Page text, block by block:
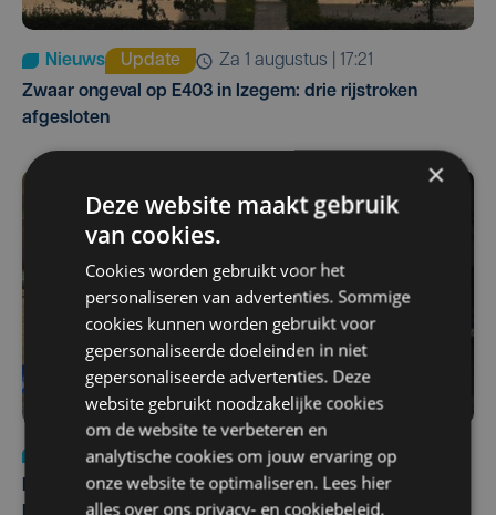
Nieuws Update
za 1 augustus | 17:21
Zwaar ongeval op E403 in Izegem: drie rijstroken
afgesloten
Nieuws
di 4 augustus | 09:32
Man en vrouw dood aangetroffen in woning in Sint-
×
Deze website maakt gebruik
van cookies.
Cookies worden gebruikt voor het
personaliseren van advertenties. Sommige
cookies kunnen worden gebruikt voor
gepersonaliseerde doeleinden in niet
gepersonaliseerde advertenties. Deze
website gebruikt noodzakelijke cookies
om de website te verbeteren en
analytische cookies om jouw ervaring op
onze website te optimaliseren. Lees hier
alles over ons privacy- en cookiebeleid.